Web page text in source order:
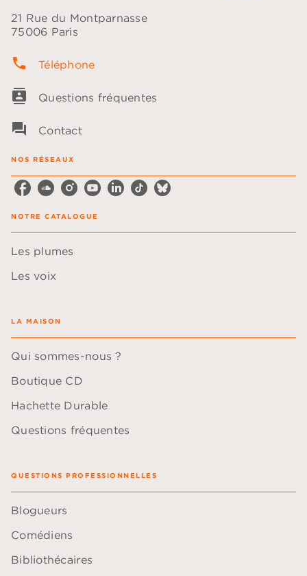
21 Rue du Montparnasse
75006 Paris
phone Téléphone
contacts Questions fréquentes
question_answer Contact
NOS RÉSEAUX
NOTRE CATALOGUE
Les plumes
Les voix
LA MAISON
Qui sommes-nous ?
Boutique CD
Hachette Durable
Questions fréquentes
QUESTIONS PROFESSIONNELLES
Blogueurs
Comédiens
Bibliothécaires